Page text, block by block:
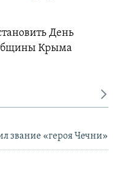
День
Крыма
звание «героя Чечни»